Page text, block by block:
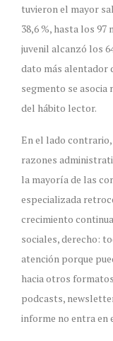
tuvieron el mayor
38,6 %, hasta los
juvenil alcanzó los
dato más alentador
segmento se
del hábito lector.
En el lado
razones
la mayoría de las
especializada
crecimiento
sociales, derecho:
atención porque
hacia otros
podcasts,
informe no entra en